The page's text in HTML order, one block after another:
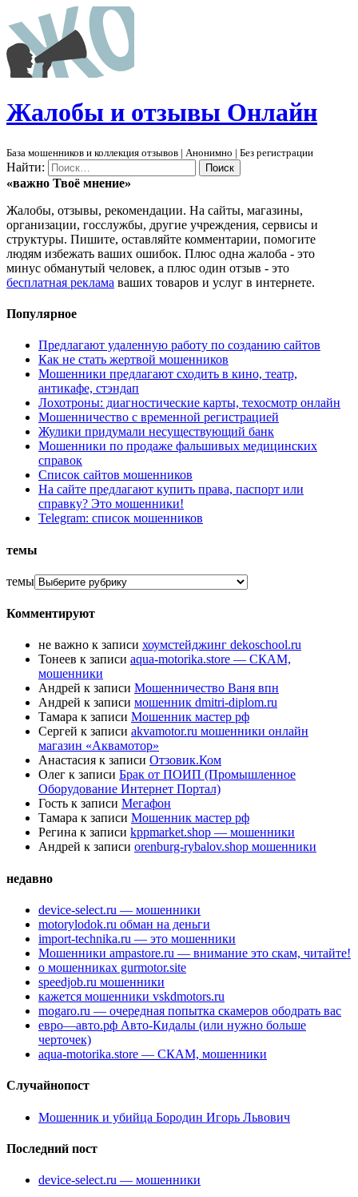
Жалобы и отзывы Онлайн
База мошенников и коллекция отзывов | Анонимно | Без регистрации
Найти:
«важно Твоё мнение»
Жалобы, отзывы, рекомендации. На сайты, магазины,
организации, госслужбы, другие учреждения, сервисы и
структуры. Пишите, оставляйте комментарии, помогите
людям избежать ваших ошибок. Плюс одна жалоба - это
минус обманутый человек, а плюс один отзыв - это
бесплатная реклама ваших товаров и услуг в интернете.
Популярное
Предлагают удаленную работу по созданию сайтов
Как не стать жертвой мошенников
Мошенники предлагают сходить в кино, театр,
антикафе, стэндап
Лохотроны: диагностические карты, техосмотр онлайн
Мошенничество с временной регистрацией
Жулики придумали несуществующий банк
Мошенники по продаже фальшивых медицинских
справок
Список сайтов мошенников
На сайте предлагают купить права, паспорт или
справку? Это мошенники!
Telegram: список мошенников
темы
темы
Комментируют
не важно к записи хоумстейджинг dekoschool.ru
Тонеев к записи aqua-motorika.store — СКАМ,
мошенники
Андрей к записи Мошенничество Ваня впн
Андрей к записи мошенник dmitri-diplom.ru
Тамара к записи Мошенник мастер рф
Сергей к записи akvamotor.ru мошенники онлайн
магазин «Аквамотор»
Анастасия к записи Отзовик.Ком
Олег к записи Брак от ПОИП (Промышленное
Оборудование Интернет Портал)
Гость к записи Мегафон
Тамара к записи Мошенник мастер рф
Регина к записи kppmarket.shop — мошенники
Андрей к записи orenburg-rybalov.shop мошенники
недавно
device-select.ru — мошенники
motorylodok.ru обман на деньги
import-technika.ru — это мошенники
Мошенники ampastore.ru — внимание это скам, читайте!
о мошенниках gurmotor.site
speedjob.ru мошенники
кажется мошенники vskdmotors.ru
mogaro.ru — очередная попытка скамеров ободрать вас
евро—авто.рф Авто-Кидалы (или нужно больше
черточек)
aqua-motorika.store — СКАМ, мошенники
Случайнопост
Мошенник и убийца Бородин Игорь Львович
Последний пост
device-select.ru — мошенники